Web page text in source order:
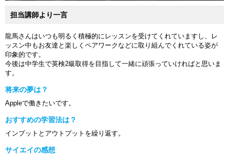
担当講師より一言
龍馬さんはいつも明るく積極的にレッスンを受けてくれていますし、レ
ッスン中もお友達と楽しくペアワークなどに取り組んでくれている姿が
印象的です。
今後は中学生で英検2級取得を目指して一緒に頑張っていければと思いま
す。
将来の夢は？
Appleで働きたいです。
おすすめの学習法は？
インプットとアウトプットを繰り返す。
サイエイの感想